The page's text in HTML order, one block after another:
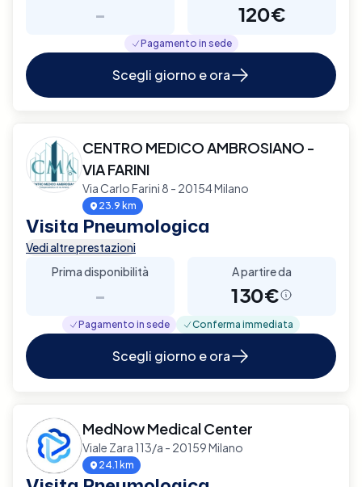
- 120€
Pagamento in sede
Scegli giorno e ora
CENTRO MEDICO AMBROSIANO -
VIA FARINI
Via Carlo Farini 8 - 20154 Milano
23.9 km
Visita Pneumologica
Vedi altre prestazioni
Prima disponibilità
-
A partire da
130€
Pagamento in sede Conferma immediata
Scegli giorno e ora
MedNow Medical Center
Viale Zara 113/a - 20159 Milano
24.1 km